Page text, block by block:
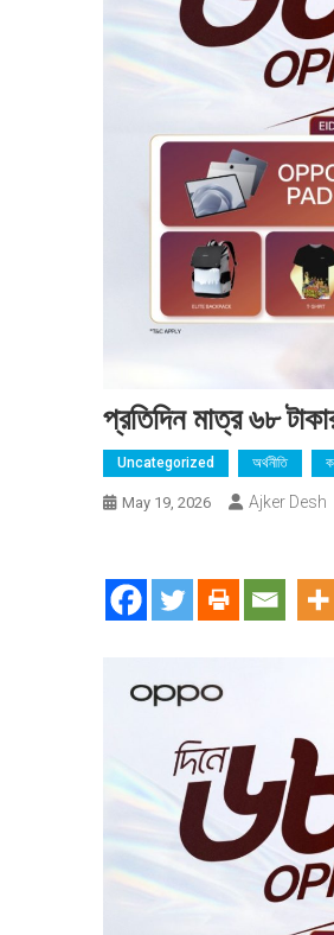
প্রতিদিন মাত্র ৬৮
Uncategorized অর্থনীতি
May 19, 2026 Ajker Desh